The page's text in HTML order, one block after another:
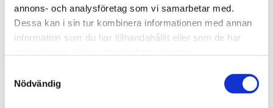
annons- och analysföretag som vi samarbetar med.
Dessa kan i sin tur kombinera informationen med annan
information som du har tillhandahållit eller som de har
Nödvändig
Vi finns i Alafors nära Göteborg